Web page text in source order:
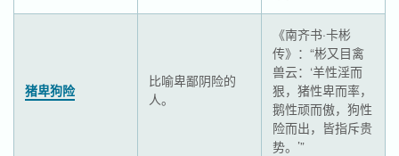
猪卑狗险
比喻卑鄙阴险的
人。
《南齐书·卡彬
传》：“彬又目禽
兽云：‘羊性淫而
狠，猪性卑而率，
鹅性顽而傲，狗性
险而出，皆指斥贵
势。’”